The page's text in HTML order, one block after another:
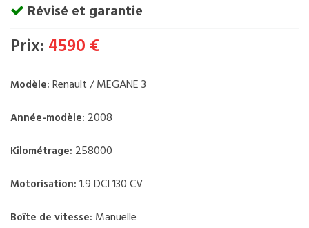
Révisé et garantie
Prix: 4590 €
Modèle: Renault / MEGANE 3
Année-modèle: 2008
Kilométrage: 258000
Motorisation: 1.9 DCI 130 CV
Boîte de vitesse: Manuelle